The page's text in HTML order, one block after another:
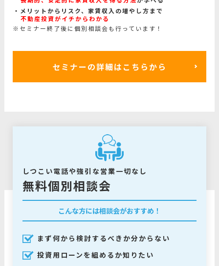
メリットからリスク、家賃収入の増やし方まで
不動産投資がイチからわかる
※セミナー終了後に個別相談会も行っています！
セミナーの詳細はこちらから
しつこい電話や強引な営業一切なし
無料個別相談会
こんな方には相談会がおすすめ！
まず何から検討するべきか分からない
投資用ローンを組めるか知りたい